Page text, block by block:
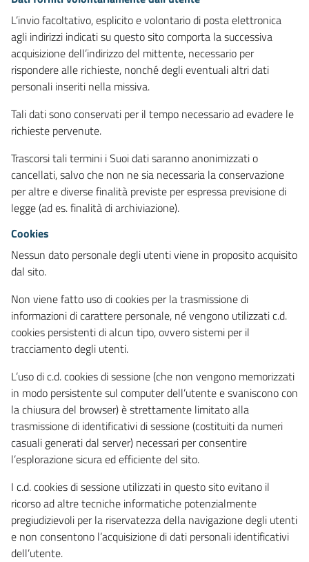
L’invio facoltativo, esplicito e volontario di posta elettronica
agli indirizzi indicati su questo sito comporta la successiva
acquisizione dell’indirizzo del mittente, necessario per
rispondere alle richieste, nonché degli eventuali altri dati
personali inseriti nella missiva.
Tali dati sono conservati per il tempo necessario ad evadere le
richieste pervenute.
Trascorsi tali termini i Suoi dati saranno anonimizzati o
cancellati, salvo che non ne sia necessaria la conservazione
per altre e diverse finalità previste per espressa previsione di
legge (ad es. finalità di archiviazione).
Cookies
Nessun dato personale degli utenti viene in proposito acquisito
dal sito.
Non viene fatto uso di cookies per la trasmissione di
informazioni di carattere personale, né vengono utilizzati c.d.
cookies persistenti di alcun tipo, ovvero sistemi per il
tracciamento degli utenti.
L’uso di c.d. cookies di sessione (che non vengono memorizzati
in modo persistente sul computer dell’utente e svaniscono con
la chiusura del browser) è strettamente limitato alla
trasmissione di identificativi di sessione (costituiti da numeri
casuali generati dal server) necessari per consentire
l’esplorazione sicura ed efficiente del sito.
I c.d. cookies di sessione utilizzati in questo sito evitano il
ricorso ad altre tecniche informatiche potenzialmente
pregiudizievoli per la riservatezza della navigazione degli utenti
e non consentono l’acquisizione di dati personali identificativi
dell’utente.